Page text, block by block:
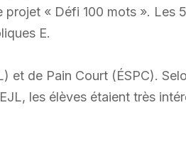
projet « Défi 100 mots ». Les
E.
et de Pain Court (ÉSPC).
les élèves étaient très